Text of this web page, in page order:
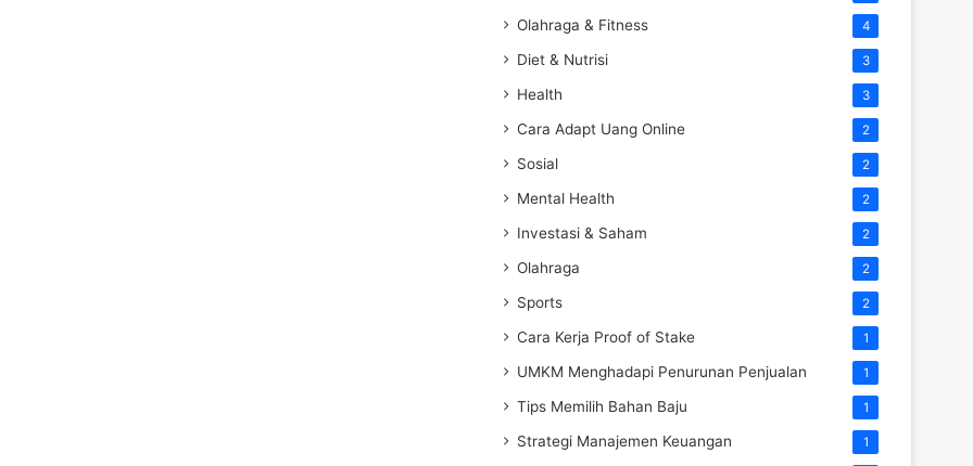
Olahraga & Fitness 4
Diet & Nutrisi 3
Health 3
Cara Adapt Uang Online 2
Sosial 2
Mental Health 2
Investasi & Saham 2
Olahraga 2
Sports 2
Cara Kerja Proof of Stake 1
UMKM Menghadapi Penurunan Penjualan 1
Tips Memilih Bahan Baju 1
Strategi Manajemen Keuangan 1